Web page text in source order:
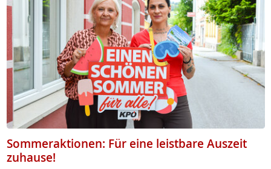
Sommeraktionen: Für eine leistbare Auszeit
zuhause!